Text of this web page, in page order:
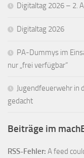
Digitaltag 2026 – 2.
Digitaltag 2026
PA-Dummys im
nur „frei verfügbar“
Jugendfeuerwehr in
gedacht
Beiträge im
RSS-Fehler: A feed